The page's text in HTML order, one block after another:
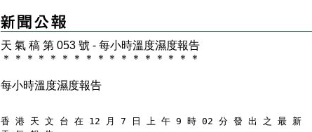
天 氣 稿 第 053 號 - 每小時溫度濕度報告
＊
＊ ＊ ＊ ＊ ＊ ＊ ＊ ＊ ＊ ＊ ＊ ＊ ＊ ＊ ＊ ＊
每小時溫度濕度報告
香 港 天 文 台 在 12 月 7 日 上 午 9 時 02 分 發 出 之 最 新